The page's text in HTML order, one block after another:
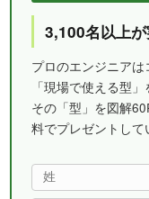
3,100名以上
プロのエンジニアは
「現場で使える型
その「型」を図解
料でプレゼントして